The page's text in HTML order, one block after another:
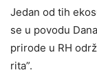
Jedan od tih
se u povodu
prirode u RH
rita”.